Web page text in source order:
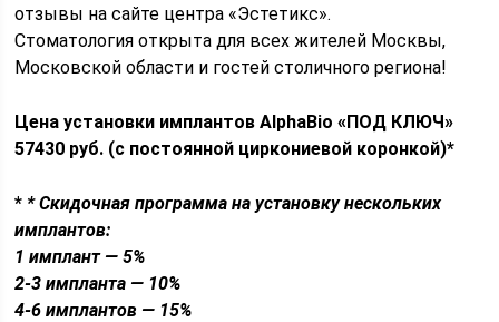
отзывы на сайте центра «Эстетикс».
Стоматология открыта для всех жителей Москвы,
Московской области и гостей столичного региона!
Цена установки имплантов AlphaBio «ПОД КЛЮЧ»
57430 руб. (с постоянной циркониевой коронкой)*
* * Скидочная программа на установку нескольких
имплантов:
1 имплант — 5%
2-3 импланта — 10%
4-6 имплантов — 15%